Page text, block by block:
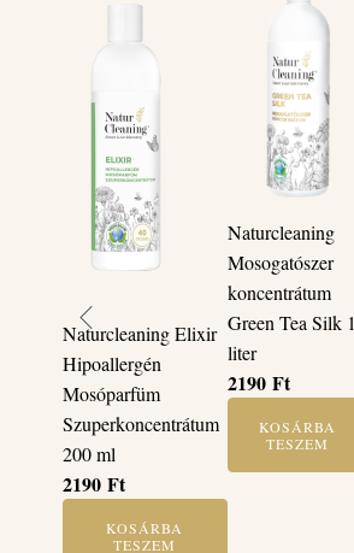
Naturcleaning Elixir
Hipoallergén
Mosóparfüm
Szuperkoncentrátum
200 ml
2190 Ft
KOSÁRBA
TESZEM
Naturcleaning
Mosogatószer
koncentrátum
Green Tea Silk 1
liter
2190 Ft
KOSÁRBA
TESZEM